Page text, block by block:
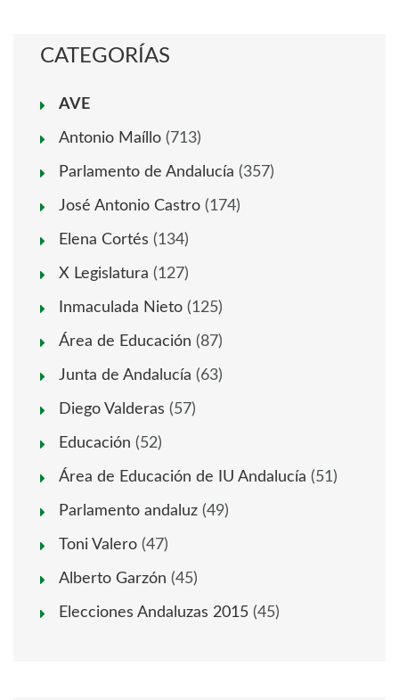
CATEGORÍAS
AVE
Antonio Maíllo (713)
Parlamento de Andalucía (357)
José Antonio Castro (174)
Elena Cortés (134)
X Legislatura (127)
Inmaculada Nieto (125)
Área de Educación (87)
Junta de Andalucía (63)
Diego Valderas (57)
Educación (52)
Área de Educación de IU Andalucía (51)
Parlamento andaluz (49)
Toni Valero (47)
Alberto Garzón (45)
Elecciones Andaluzas 2015 (45)